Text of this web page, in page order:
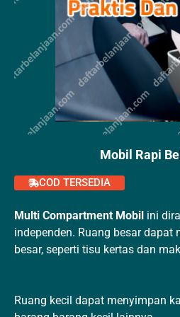
Mobil Rapi
COD TERSEDIA
Multi Compartment Mobil ini
independen. Ruang besar dapat
besar, seperti tisu kertas dan
Ruang kecil dapat menyimpan